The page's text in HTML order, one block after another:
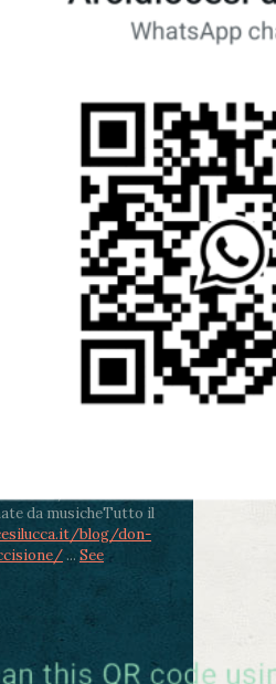
11:30 - Lucca, Scuola
- Viale Castruccio
murales in
dal Liceo
ore 18 - Fiano
- Messa in
da mons.
di Lucca
ore 20.30 -
al Cippo di don
Memoria in alcuni
Ritrovo alle ore
con conclusione al
Elisa). Durante le
da musicheTutto il
blog/don-
... See